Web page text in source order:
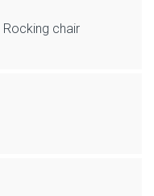
chair